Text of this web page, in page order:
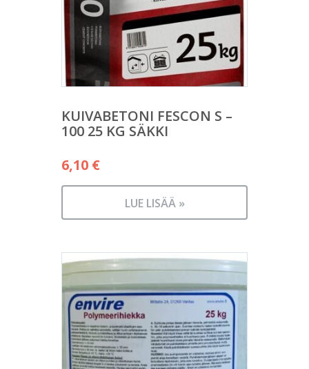
KUIVABETONI FESCON S –
100 25 KG SÄKKI
6,10 €
LUE LISÄÄ »